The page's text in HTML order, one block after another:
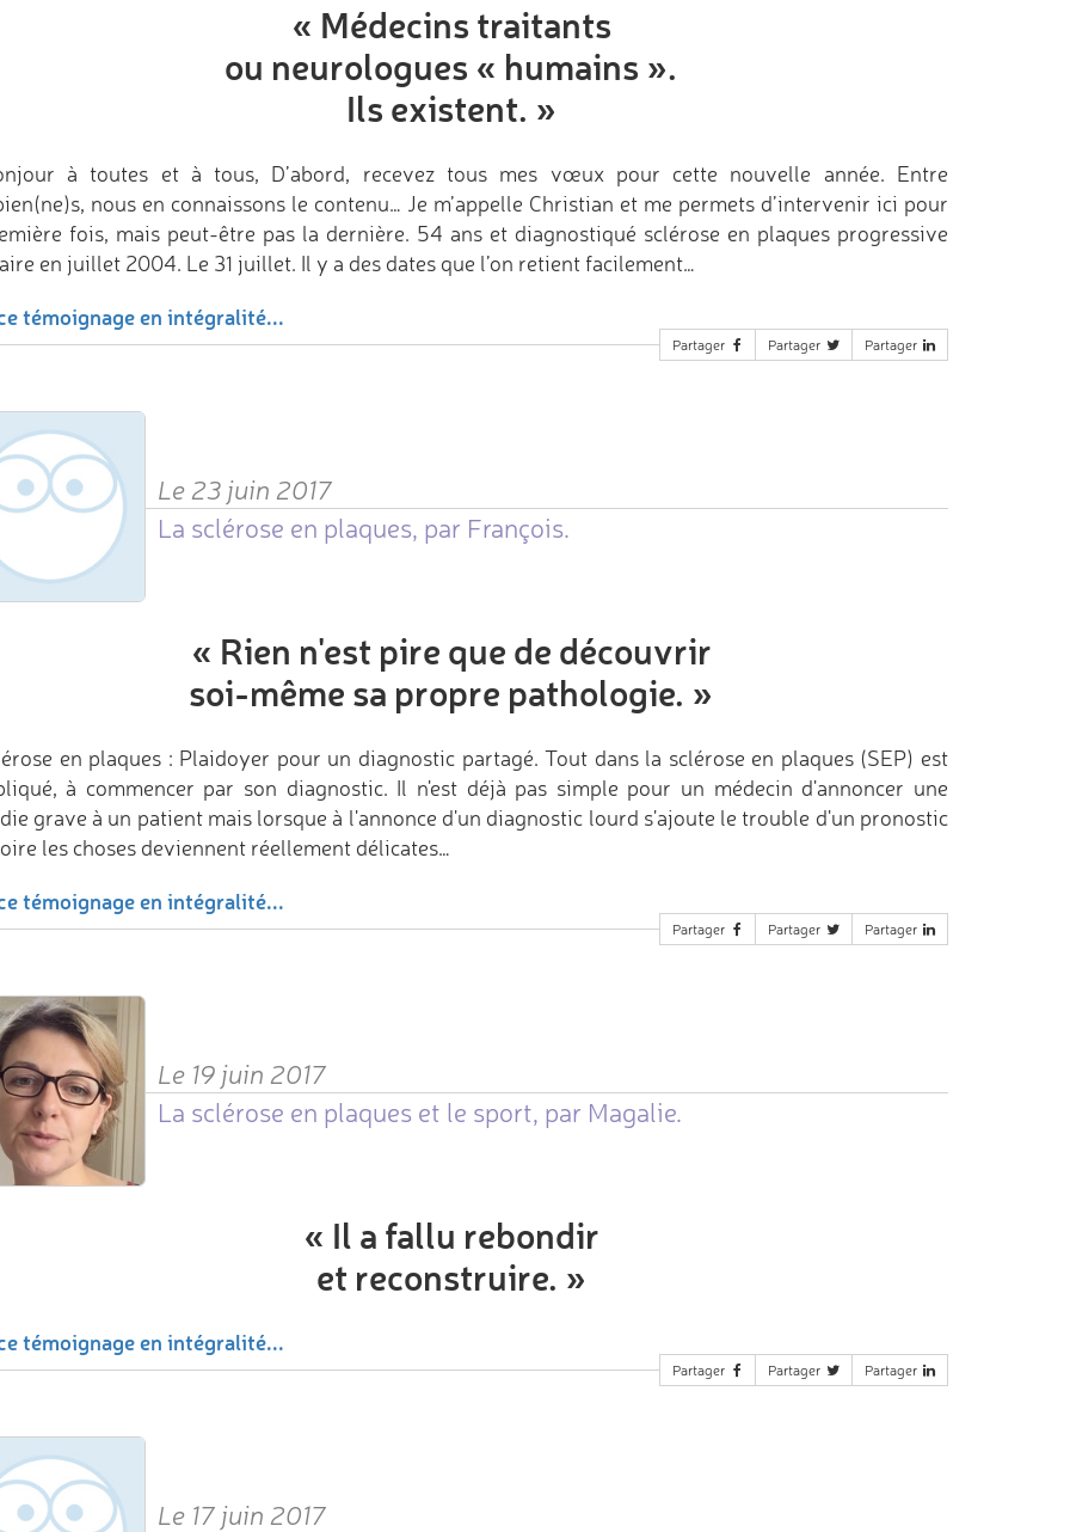
« Médecins traitants
ou neurologues « humains ».
Ils existent. »
à toutes et à tous, D’abord, recevez tous mes vœux pour cette nouvelle année. Entre
nous en connaissons le contenu… Je m’appelle Christian et me permets d’intervenir ici pour
fois, mais peut-être pas la dernière. 54 ans et diagnostiqué sclérose en plaques progressive
en juillet 2004. Le 31 juillet. Il y a des dates que l’on retient facilement…
témoignage en intégralité...
Partager Partager Partager
Le 23 juin 2017
La sclérose en plaques, par François.
« Rien n'est pire que de découvrir
soi-même sa propre pathologie. »
en plaques : Plaidoyer pour un diagnostic partagé. Tout dans la sclérose en plaques (SEP) est
à commencer par son diagnostic. Il n'est déjà pas simple pour un médecin d'annoncer une
grave à un patient mais lorsque à l'annonce d'un diagnostic lourd s'ajoute le trouble d'un pronostic
les choses deviennent réellement délicates…
témoignage en intégralité...
Partager Partager Partager
Le 19 juin 2017
La sclérose en plaques et le sport, par Magalie.
« Il a fallu rebondir
et reconstruire. »
témoignage en intégralité...
Partager Partager Partager
Le 17 juin 2017